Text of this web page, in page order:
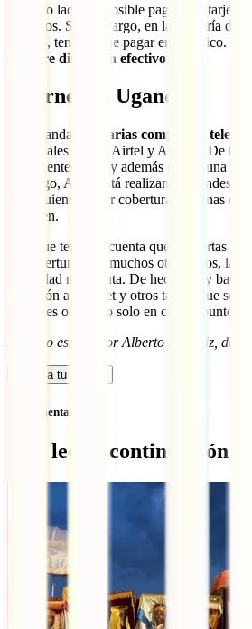
Por otro lado, es posible pagar con tarjeta
turísticos. Sin embargo, en la mayoría de
hoteles, tendrás que pagar en metálico.
siempre dinero en efectivo
Internet en Uganda
En Uganda hay varias compañías
principales MTN, Airtel y Africell. De
más clientes tiene y además ofrece una
embargo, Airtel está realizando grandes
consiguiendo tener cobertura en zonas
la tienen.
Hay que tener en cuenta que en ciertas
de cobertura y en muchos otros sitios, la
velocidad muy lenta. De hecho, hay
conexión a internet y otros tantos que solo
comunes o incluso solo en ciertos puntos
Artículo escrito por Alberto Hernáiz, de
Calcula tu seguro
Sin comentarios
Qué leer a continuación